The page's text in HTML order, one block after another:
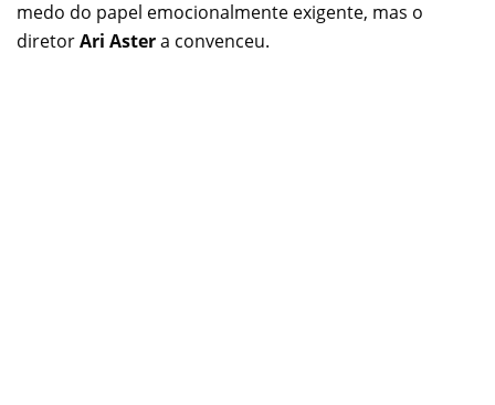
medo do papel emocionalmente exigente, mas o
diretorAri Astera convenceu.